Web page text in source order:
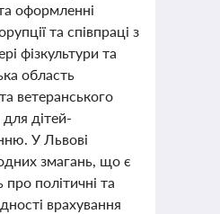
оформленні
та співпраці з
фізкультури та
область
ветеранського
дітей-
У Львові
змагань, що є
політичні та
врахування